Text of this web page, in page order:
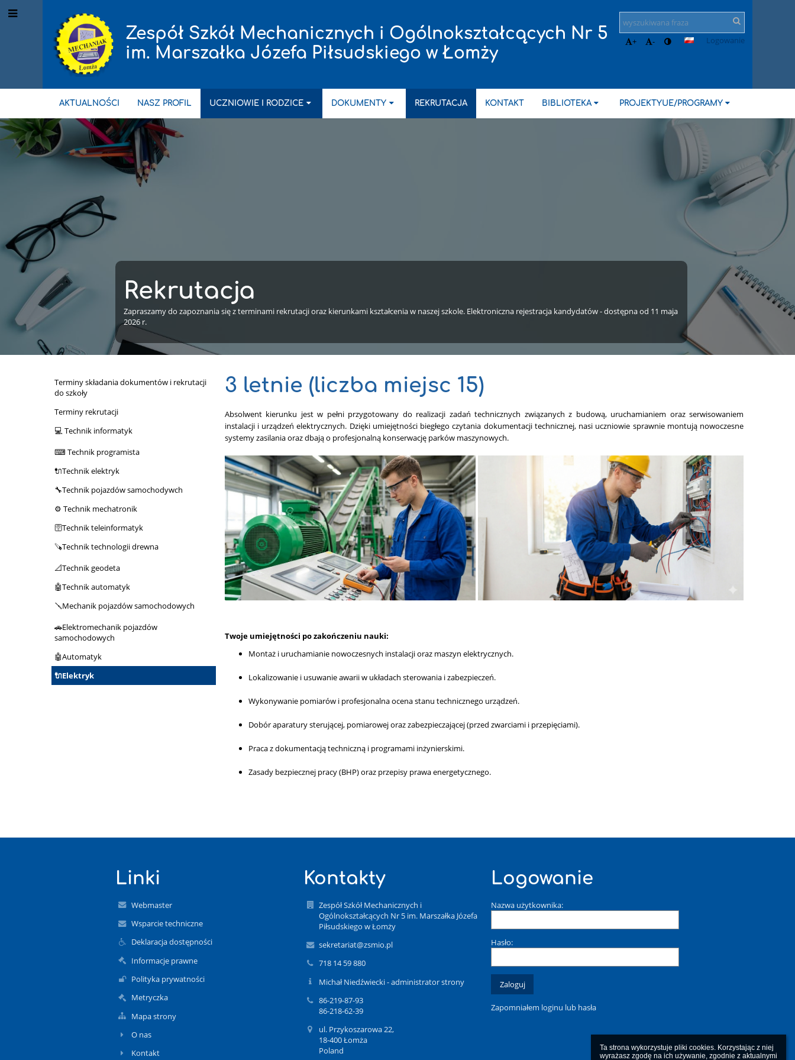
Ta strona wykorzystuje pliki cookies. Korzystając z niej
wyrażasz zgodę na ich używanie, zgodnie z aktualnymi
Zespół Szkół Mechanicznych i Ogólnokształcących Nr 5
im. Marszałka Józefa Piłsudskiego w Łomży
+ - Logowanie
AKTUALNOŚCI NASZ PROFIL UCZNIOWIE I RODZICE DOKUMENTY REKRUTACJA KONTAKT BIBLIOTEKA PROJEKTYUE/PROGRAMY
Rekrutacja
Zapraszamy do zapoznania się z terminami rekrutacji oraz kierunkami kształcenia w naszej szkole. Elektroniczna rejestracja kandydatów - dostępna od 11 maja
2026 r.
Terminy składania dokumentów i rekrutacji
do szkoły
Terminy rekrutacji
💻 Technik informatyk
⌨ Technik programista
🔌Technik elektryk
🔧Technik pojazdów samochodywch
⚙ Technik mechatronik
🛜Technik teleinformatyk
🪚Technik technologii drewna
📐Technik geodeta
🤖Technik automatyk
🪛Mechanik pojazdów samochodowych
🚗Elektromechanik pojazdów
samochodowych
🤖Automatyk
🔌Elektryk
3 letnie (liczba miejsc 15)
Absolwent kierunku jest w pełni przygotowany do realizacji zadań technicznych związanych z budową, uruchamianiem oraz serwisowaniem
instalacji i urządzeń elektrycznych. Dzięki umiejętności biegłego czytania dokumentacji technicznej, nasi uczniowie sprawnie montują nowoczesne
systemy zasilania oraz dbają o profesjonalną konserwację parków maszynowych.
Twoje umiejętności po zakończeniu nauki:
Montaż i uruchamianie nowoczesnych instalacji oraz maszyn elektrycznych.
Lokalizowanie i usuwanie awarii w układach sterowania i zabezpieczeń.
Wykonywanie pomiarów i profesjonalna ocena stanu technicznego urządzeń.
Dobór aparatury sterującej, pomiarowej oraz zabezpieczającej (przed zwarciami i przepięciami).
Praca z dokumentacją techniczną i programami inżynierskimi.
Zasady bezpiecznej pracy (BHP) oraz przepisy prawa energetycznego.
Linki
Webmaster
Wsparcie techniczne
Deklaracja dostępności
Informacje prawne
Polityka prywatności
Metryczka
Mapa strony
O nas
Kontakt
Kontakty
Zespół Szkół Mechanicznych i
Ogólnokształcących Nr 5 im. Marszałka Józefa
Piłsudskiego w Łomży
sekretariat@zsmio.pl
718 14 59 880
Michał Niedźwiecki - administrator strony
86-219-87-93
86-218-62-39
ul. Przykoszarowa 22,
18-400 Łomża
Poland
Logowanie
Nazwa użytkownika:
Hasło:
Zapomniałem loginu lub hasła